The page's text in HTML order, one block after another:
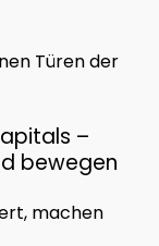
Türen der
–
bewegen
machen